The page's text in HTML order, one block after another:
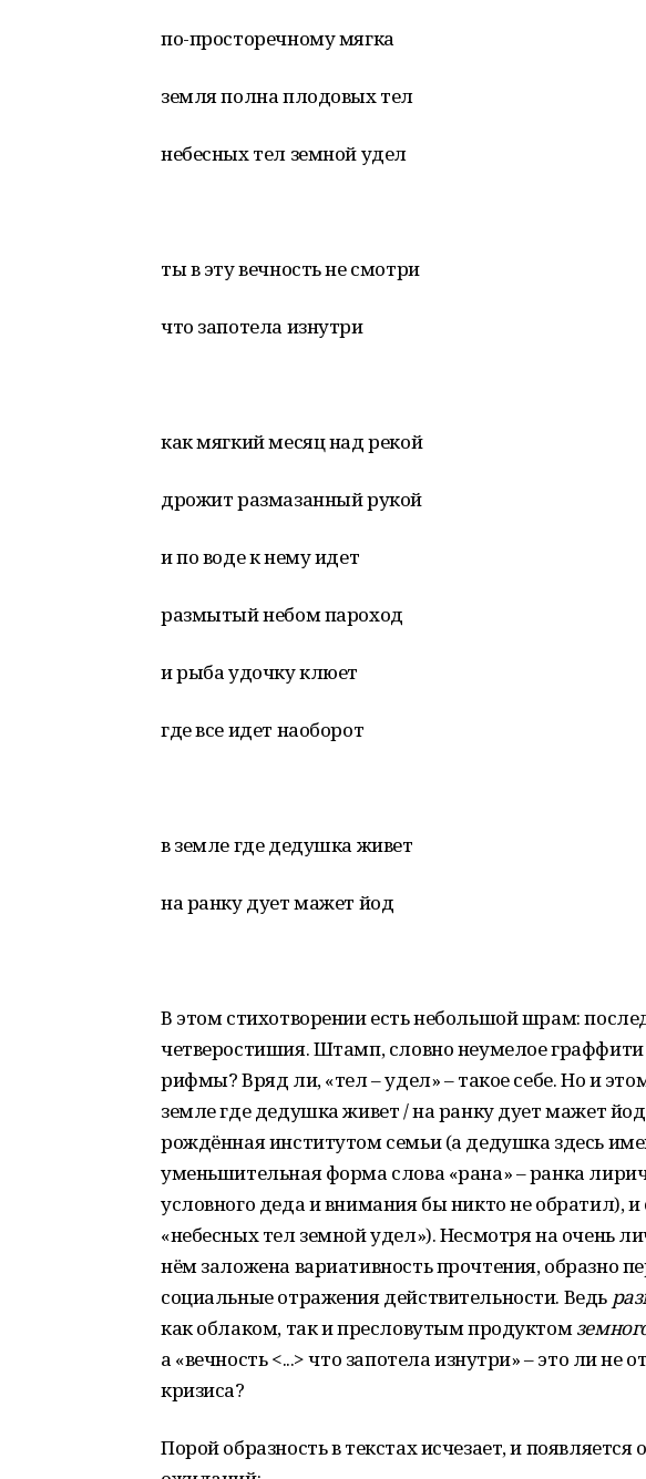
по-просторечному мягка
земля полна плодовых тел
небесных тел земной удел
ты в эту вечность не смотри
что запотела изнутри
как мягкий месяц над рекой
дрожит размазанный рукой
и по воде к нему идет
размытый небом пароход
и рыба удочку клюет
где все идет наоборот
в земле где дедушка живет
на ранку дует мажет йод
В этом стихотворении есть небольшой шрам:
четверостишия. Штамп, словно неумелое граффити
рифмы? Вряд ли, «тел – удел» – такое себе. Но и
земле где дедушка живет / на ранку дует мажет
рождённая институтом семьи (а дедушка здесь
уменьшительная форма слова «рана» – ранка
условного деда и внимания бы никто не обратил),
«небесных тел земной удел»). Несмотря на очень
нём заложена вариативность прочтения, образно
социальные отражения действительности. Ведь
как облаком, так и пресловутым продуктом
а «вечность <...> что запотела изнутри» – это ли не
кризиса?
Порой образность в текстах исчезает, и